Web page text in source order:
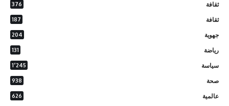
ثقافة 376
ثقافة 187
جهوية 204
رياضة 131
سياسة 1٬245
صحة 938
عالمية 626